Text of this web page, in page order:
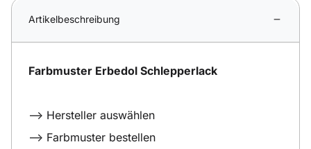
Artikelbeschreibung
Farbmuster Erbedol Schlepperlack
--> Hersteller auswählen
--> Farbmuster bestellen